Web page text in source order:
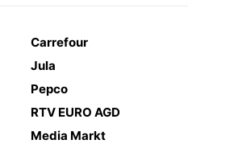
Carrefour
Jula
Pepco
RTV EURO AGD
Media Markt